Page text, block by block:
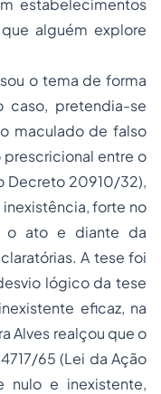
estabelecimentos
alguém explore
o tema de forma
caso, pretendia-se
maculado de falso
entre o
Decreto 20910/32),
forte no
o ato e diante da
A tese foi
lógico da tese
eficaz, na
Alves realçou que o
65 (Lei da Ação
nulo e inexistente,